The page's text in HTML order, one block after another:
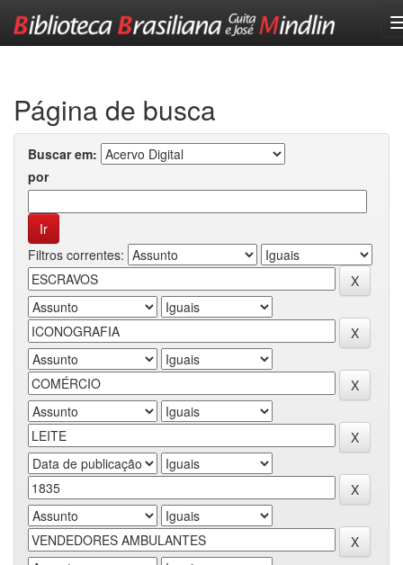
Página de busca
Buscar em:
por
Filtros correntes: